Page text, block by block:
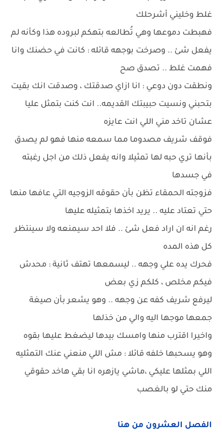
غلط وخليني أشرحلك
فهبطت دموعها وهي تُطالعه بتهكم لبروده هذا وكأنه لم
يفعل شئ .. وصرخت بوجهه قائله : كانت في حضنك وانا
فهمت غلط .. تصدق صح
ونطقت دون دوعي : انا ازاي صدقتك ، وصدقت انك بقيت
بتحبني ونسيت حبيبتك القديمه.. انت كنت بتمثل عليا
عشان تاخد مني اللي انت عايزه
فوقف شريف مصدوما مما سمعه منها فهو لم يصدق
بأنها تري حبه لها تمثيلا وانه يفعل ذلك من اجل رغبته
في جسدها
فزوجته الحمقاء تظن بأن حقوقه الزوجيه التي عافها منها
حتي تعتاد عليه .. يريد اخذها بتمثيله عليها
رغم انه ان اراد فعل شئ .. فلا احد سيمنعه ولا سينتظر
كل هذه المده
فحرك يده علي وجهه .. ليسمعها تهتف ثانية : محدش
فيكم مخلص ، كلكم زي بعض
ليرفع شريف كفه عن وجهه .. وهو يشعر بأن صيغة
جمعها موجها اليه والي من خذلها
واخيرا اقترب منها وامسك بيدها ليضغط عليها بقوه
وهو يسحبها خلفه قائلا : مش اللي منعني عنك التمثليه
اللي بمثلها عليكي ،ماشي يازهره انا بقي هاخد حقوقي
منك حتي لو بالغصب
الفصل العشرون من هنا